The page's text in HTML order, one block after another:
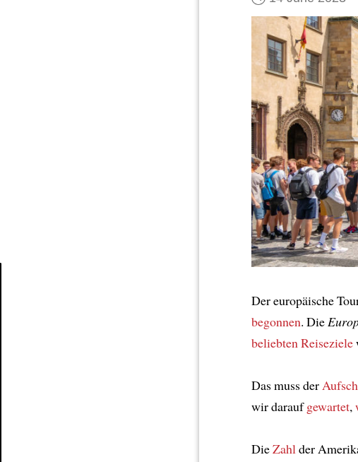
Der europäische
begonnen. Die
beliebten Reiseziele
Das muss der
wir daraufgewartet,
DieZahl der